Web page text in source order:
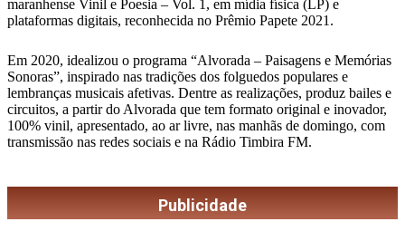
maranhense Vinil e Poesia – Vol. 1, em mídia física (LP) e
plataformas digitais, reconhecida no Prêmio Papete 2021.
Em 2020, idealizou o programa “Alvorada – Paisagens e Memórias
Sonoras”, inspirado nas tradições dos folguedos populares e
lembranças musicais afetivas. Dentre as realizações, produz bailes e
circuitos, a partir do Alvorada que tem formato original e inovador,
100% vinil, apresentado, ao ar livre, nas manhãs de domingo, com
transmissão nas redes sociais e na Rádio Timbira FM.
Publicidade